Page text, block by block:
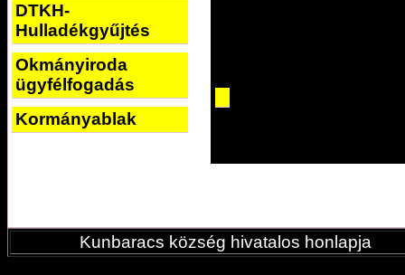
DTKH-
Hulladékgyűjtés
Okmányiroda
ügyfélfogadás
Kormányablak
Kunbaracs község hivatalos honlapja